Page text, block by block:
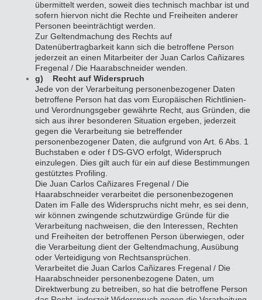
übermittelt werden, soweit dies technisch machbar ist und
sofern hiervon nicht die Rechte und Freiheiten anderer
Personen beeinträchtigt werden.
Zur Geltendmachung des Rechts auf
Datenübertragbarkeit kann sich die betroffene Person
jederzeit an einen Mitarbeiter der Juan Carlos Cañizares
Fregenal / Die Haarabschneider wenden.
g) Recht auf Widerspruch
Jede von der Verarbeitung personenbezogener Daten
betroffene Person hat das vom Europäischen Richtlinien-
und Verordnungsgeber gewährte Recht, aus Gründen, die
sich aus ihrer besonderen Situation ergeben, jederzeit
gegen die Verarbeitung sie betreffender
personenbezogener Daten, die aufgrund von Art. 6 Abs. 1
Buchstaben e oder f DS-GVO erfolgt, Widerspruch
einzulegen. Dies gilt auch für ein auf diese Bestimmungen
gestütztes Profiling.
Die Juan Carlos Cañizares Fregenal / Die
Haarabschneider verarbeitet die personenbezogenen
Daten im Falle des Widerspruchs nicht mehr, es sei denn,
wir können zwingende schutzwürdige Gründe für die
Verarbeitung nachweisen, die den Interessen, Rechten
und Freiheiten der betroffenen Person überwiegen, oder
die Verarbeitung dient der Geltendmachung, Ausübung
oder Verteidigung von Rechtsansprüchen.
Verarbeitet die Juan Carlos Cañizares Fregenal / Die
Haarabschneider personenbezogene Daten, um
Direktwerbung zu betreiben, so hat die betroffene Person